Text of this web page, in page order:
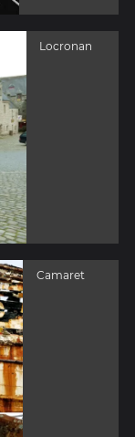
Locronan
Camaret